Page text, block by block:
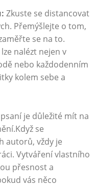
Zkuste se distancovat
Přemýšlejte o tom,
se na to.
nalézt nejen v
nebo každodenním
kolem sebe a
je důležité mít na
se
autorů, vždy je
Vytváření vlastního
přesnost a
vás něco